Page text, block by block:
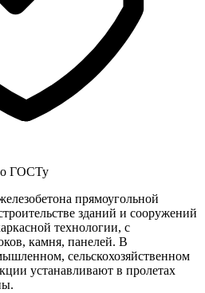
ГОСТу
прямоугольной
зданий и сооружений
технологии, с
камня, панелей. В
сельскохозяйственном
устанавливают в пролетах